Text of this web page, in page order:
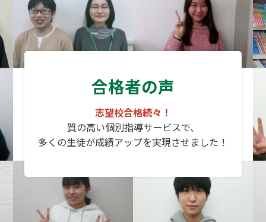
合格者の声
志望校合格続々！
質の高い個別指導サービスで、
多くの生徒が成績アップを実現させました！